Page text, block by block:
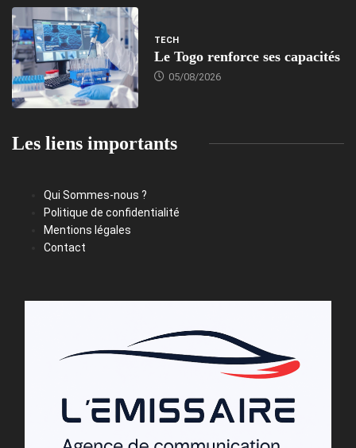
TECH
Le Togo renforce ses capacités
05/08/2026
Les liens importants
Qui Sommes-nous ?
Politique de confidentialité
Mentions légales
Contact